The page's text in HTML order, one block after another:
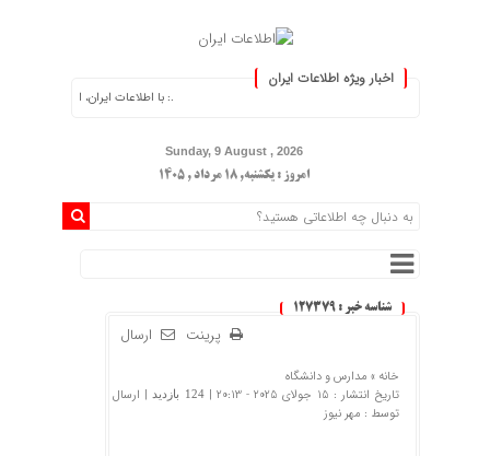
اخبار ویژه اطلاعات ایران
.: با اطلاعات ایران، اطلاعات خود را به‌روز
Sunday, 9 August , 2026
امروز : یکشنبه, ۱۸ مرداد , ۱۴۰۵
شناسه خبر : 127379
ارسال پرینت
خانه » مدارس و دانشگاه
تاریخ انتشار : 15 جولای 2025 - 20:13 |
124 بازدید
| ارسال
توسط : مهر نیوز